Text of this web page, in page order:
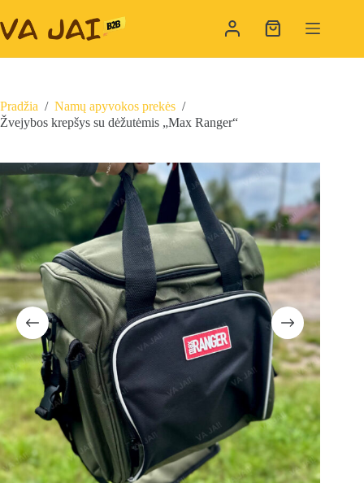
to
content
Shopping
Pradžia / Namų apyvokos prekės /
Žvejybos krepšys su dėžutėmis „Max Ranger“